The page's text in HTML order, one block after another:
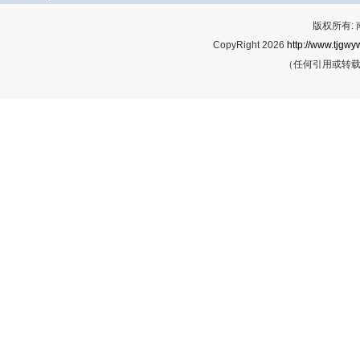
版权所有:
CopyRight 2026 http://
（任何引用或转